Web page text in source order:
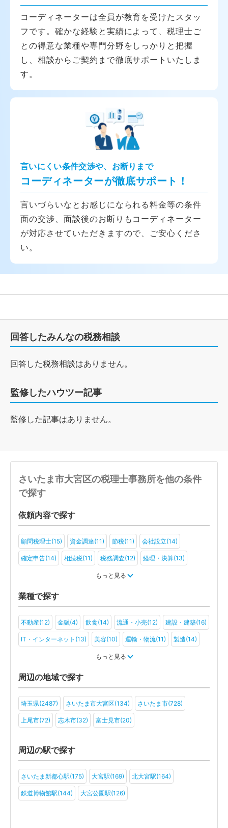
コーディネーターは全員が教育を受けたスタッ
フです。確かな経験と実績によって、税理士ご
との得意な業種や専門分野をしっかりと把握
し、相談からご契約まで徹底サポートいたしま
す。
言いにくい条件交渉や、お断りまで
コーディネーターが徹底サポート！
言いづらいなとお感じになられる料金等の条件
面の交渉、面談後のお断りもコーディネーター
が対応させていただきますので、ご安心くださ
い。
回答したみんなの税務相談
回答した税務相談はありません。
監修したハウツー記事
監修した記事はありません。
さいたま市大宮区の税理士事務所を他の条件
で探す
依頼内容で探す
顧問税理士(15) 資金調達(11) 節税(11) 会社設立(14)
確定申告(14) 相続税(11) 税務調査(12) 経理・決算(13)
もっと見る
業種で探す
不動産(12) 金融(4) 飲食(14) 流通・小売(12) 建設・建築(16)
IT・インターネット(13) 美容(10) 運輸・物流(11) 製造(14)
旅行・ホテル(7)
アミューズメント・レジャー(7)
医療法人(6) ＮＰＯ法人(5) 学校法人(3) 一般社団法人(4)
その他(5)
もっと見る
周辺の地域で探す
埼玉県(2487) さいたま市大宮区(134) さいたま市(728)
上尾市(72) 志木市(32) 富士見市(20)
周辺の駅で探す
さいたま新都心駅(175) 大宮駅(169) 北大宮駅(164)
鉄道博物館駅(144) 大宮公園駅(126)